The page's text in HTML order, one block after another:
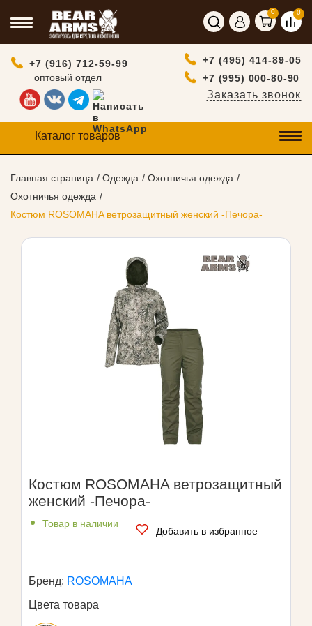
0 0
+7 (916) 712-59-99
оптовый отдел
+7 (495) 414-89-05
+7 (995) 000-80-90
Заказать звонок
Каталог товаров
Главная страница Одежда
Охотничья одежда
Охотничья одежда
Костюм ROSOMAHA ветрозащитный женский -Печора-
Костюм ROSOMAHA ветрозащитный
женский -Печора-
Товар в наличии
Добавить в избранное
Бренд: ROSOMAHA
Цвета товара